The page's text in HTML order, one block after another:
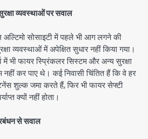
व्यवस्थाओं पर सवाल
अल्टिमो सोसाइटी में पहले भी आग लगने की
व्यवस्थाओं में अपेक्षित सुधार नहीं किया गया।
में भी फायर स्प्रिंकलर सिस्टम और अन्य सुरक्षा
कर पाए थे। कई निवासी चिंतित हैं कि वे हर
शुल्क जमा करते हैं, फिर भी फायर सेफ्टी
क्यों नहीं होता।
से सवाल